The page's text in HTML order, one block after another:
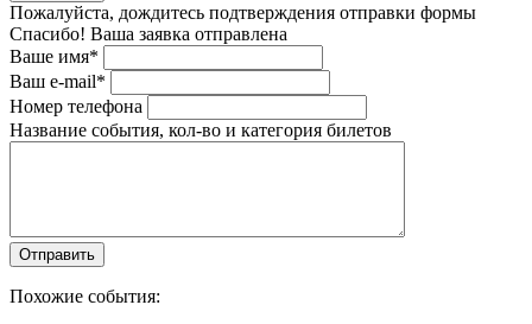
Пожалуйста, дождитесь подтверждения отправки формы
Спасибо! Ваша заявка отправлена
Ваше имя*
Ваш e-mail*
Номер телефона
Название события, кол-во и категория билетов
Похожие события: